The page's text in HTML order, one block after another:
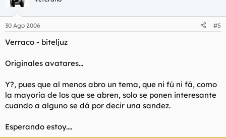
30 Ago 2006 #5
Verraco - biteljuz
Originales avatares...
Y?, pues que al menos abro un tema, que ni fú ni fá, como
la mayoría de los que se abren, solo se ponen interesante
cuando a alguno se dá por decir una sandez.
Esperando estoy....